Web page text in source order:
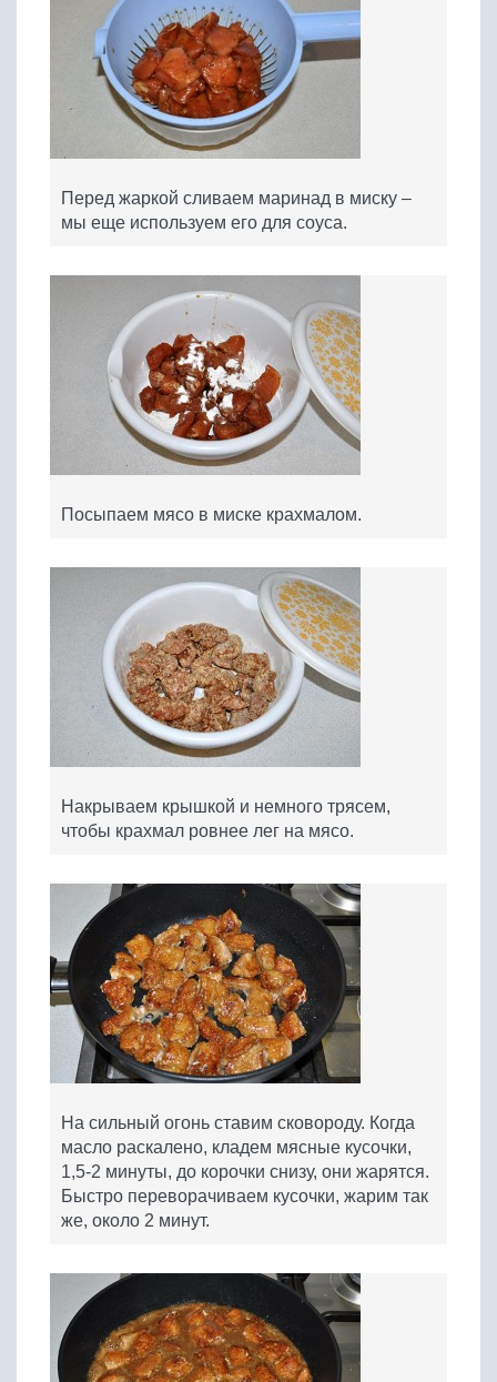
Перед жаркой сливаем маринад в миску –
мы еще используем его для соуса.
Посыпаем мясо в миске крахмалом.
Накрываем крышкой и немного трясем,
чтобы крахмал ровнее лег на мясо.
На сильный огонь ставим сковороду. Когда
масло раскалено, кладем мясные кусочки,
1,5-2 минуты, до корочки снизу, они жарятся.
Быстро переворачиваем кусочки, жарим так
же, около 2 минут.